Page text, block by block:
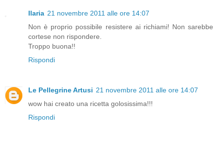
Ilaria 21 novembre 2011 alle ore 14:07
Non è proprio possibile resistere ai richiami! Non sarebbe
cortese non rispondere.
Troppo buona!!
Rispondi
Le Pellegrine Artusi 21 novembre 2011 alle ore 14:07
wow hai creato una ricetta golosissima!!!
Rispondi